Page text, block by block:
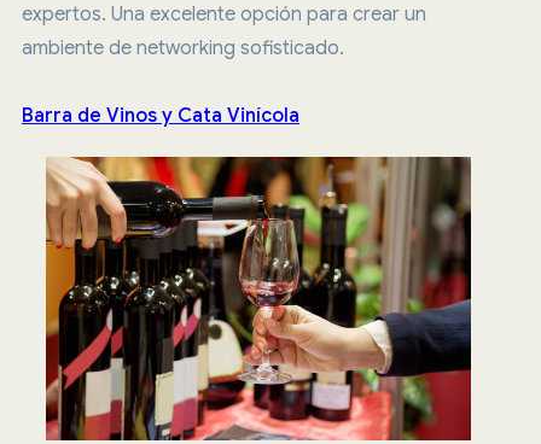
expertos. Una excelente opción para crear un
ambiente de networking sofisticado.
Barra de Vinos y Cata Vinícola